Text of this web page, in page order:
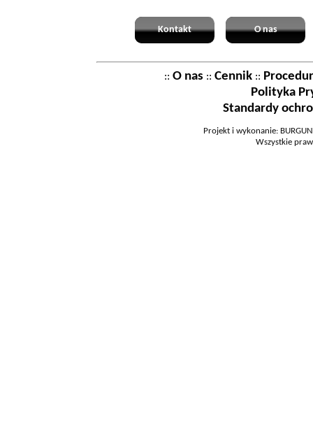
Kontakt O nas
::O nas ::Cennik ::
Polityka
Standardy
Projekt i wykonanie:
Wszystkie